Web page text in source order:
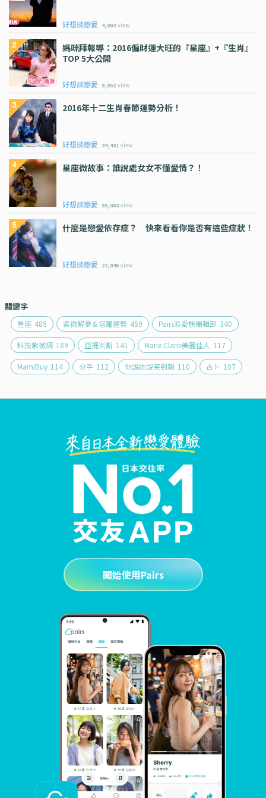
好想談戀愛 4,003 view
媽咪拜報導：2016偏財運大旺的『星座』+『生肖』
TOP 5大公開
好想談戀愛 9,052 view
2016年十二生肖春節運勢分析！
好想談戀愛 34,431 view
星座微故事：誰說處女女不懂愛情？！
好想談戀愛 55,803 view
什麼是戀愛依存症？ 快來看看你是否有這些症狀！
好想談戀愛 27,846 view
關鍵字
星座 485 紫微解夢＆塔羅運勢 459 Pairs派愛族編輯部 340
科技紫微網 189 亞提米斯 141 Marie Clarie美麗佳人 117
MamiBuy 114 分手 112 你說她說笑到報 110 占卜 107
開始使用Pairs